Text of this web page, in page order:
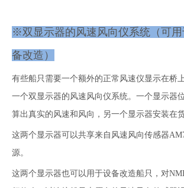
※双显示器的风速风向仪系统（可
备改造）
有些船只需要一个额外的正常风速仪显示在桥
一个双显示器的风速风向仪系统。一个显示器
算出真实的风速和风向，另一个显示器安装在
这两个显示器可以共享来自风速风向传感器
源。
这两个显示器也可以用于设备改造船只，对